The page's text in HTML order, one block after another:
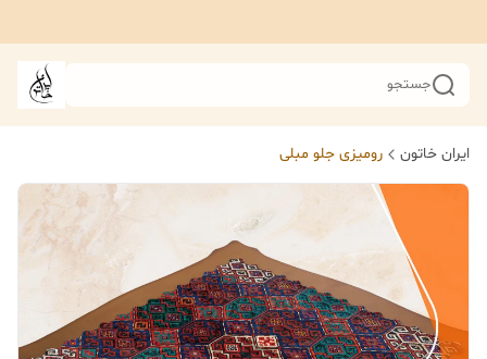
جستجو
ایران خاتون رومیزی جلو مبلی